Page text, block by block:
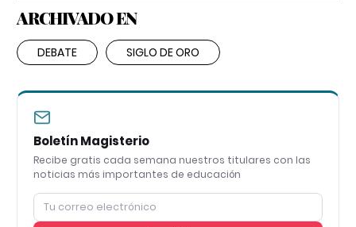
ARCHIVADO EN
DEBATE SIGLO DE ORO
Boletín Magisterio
Recibe gratis cada semana nuestros titulares con las
noticias más importantes de educación